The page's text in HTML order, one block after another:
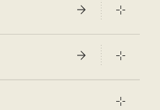
ゃれなインテリア
ュース
うに心地いいリンネル旅ガイ